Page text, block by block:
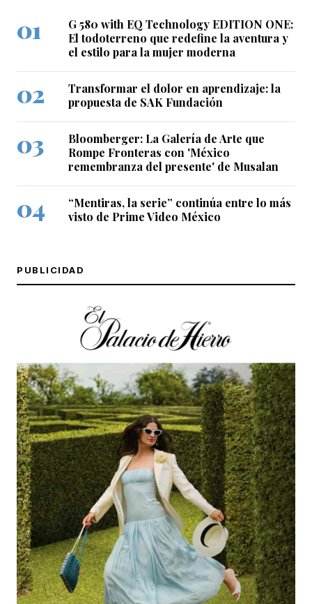
G 580 with EQ Technology EDITION ONE:
El todoterreno que redefine la aventura y
el estilo para la mujer moderna
Transformar el dolor en aprendizaje: la
propuesta de SAK Fundación
Bloomberger: La Galería de Arte que
Rompe Fronteras con 'México
remembranza del presente' de Musalan
“Mentiras, la serie” continúa entre lo más
visto de Prime Video México
PUBLICIDAD